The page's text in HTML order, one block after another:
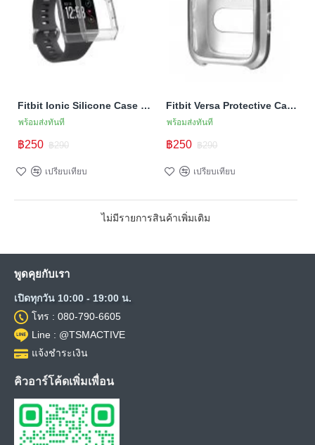
Fitbit Ionic Silicone Case เคสซิลิโคนป้องกันตัวเรือน
พร้อมส่งทันที
฿250 ฿290
เปรียบเทียบ
Fitbit Versa Protective Case เคส TPU ป้องกันตัวเรือน
พร้อมส่งทันที
฿250 ฿290
เปรียบเทียบ
ไม่มีรายการสินค้าเพิ่มเติม
พูดคุยกับเรา
เปิดทุกวัน 10:00 - 19:00 น.
โทร : 080-790-6605
Line : @TSMACTIVE
แจ้งชำระเงิน
คิวอาร์โค้ดเพิ่มเพื่อน